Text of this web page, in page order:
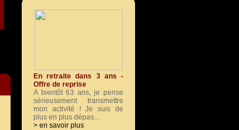
En retraite dans 3 ans -
Offre de reprise
A bientôt 63 ans, je pense
sérieusement transmettre
mon activité ! Je suis de
plus en plus dépas...
> en savoir plus